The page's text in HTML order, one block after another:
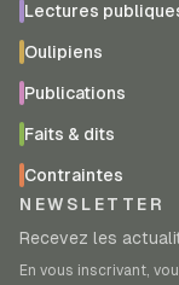
Lectures
Oulipiens
Publications
Faits & dits
Contraintes
NEWSLETTER
Recevez les
En vous inscrivant,